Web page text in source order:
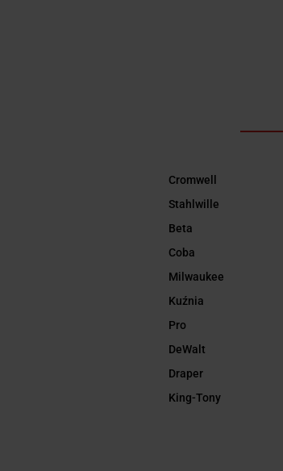
Cromwell
Stahlwille
Beta
Coba
Milwaukee
Kuźnia
Pro
DeWalt
Draper
King-Tony